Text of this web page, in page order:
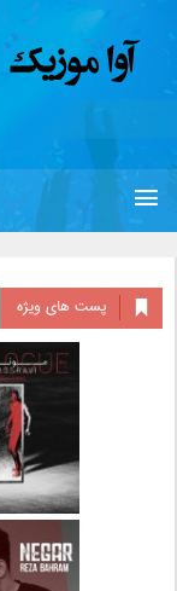
پست های ویژه
دانلود
خسروی